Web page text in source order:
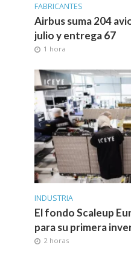
FABRICANTES
Airbus suma 204
julio y entrega 67
1 hora
INDUSTRIA
El fondo Scaleup
para su primera
2 horas